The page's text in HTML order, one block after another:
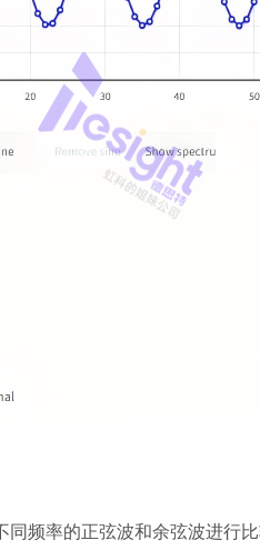
频率的正弦波和余弦波进行